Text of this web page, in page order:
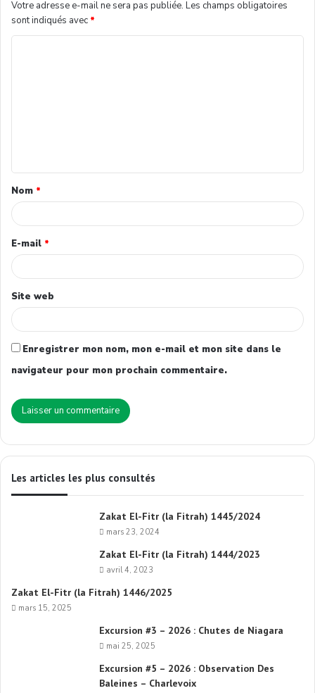
Votre adresse e-mail ne sera pas publiée. Les champs obligatoires
sont indiqués avec *
Nom *
E-mail *
Site web
Enregistrer mon nom, mon e-mail et mon site dans le
navigateur pour mon prochain commentaire.
Les articles les plus consultés
Zakat El-Fitr (la Fitrah) 1445/2024
mars 23, 2024
Zakat El-Fitr (la Fitrah) 1444/2023
avril 4, 2023
Zakat El-Fitr (la Fitrah) 1446/2025
mars 15, 2025
Excursion #3 – 2026 : Chutes de Niagara
mai 25, 2025
Excursion #5 – 2026 : Observation Des
Baleines – Charlevoix